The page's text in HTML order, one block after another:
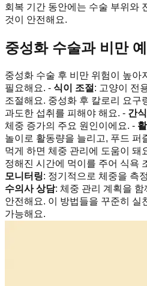
회복 기간 동안에는 수술 부위와
것이 안전해요.
중성화 수술과 비만
중성화 수술 후 비만 위험이 높아
필요해요. - 식이 조절 : 고양이 전
조절해요. 중성화 후 칼로리 요구
과도한 섭취를 피해야 해요. - 간
체중 증가의 주요 원인이에요. -
놀이로 활동량을 늘리고, 푸드 퍼
먹게 하면 체중 관리에 도움이 돼
정해진 시간에 먹이를 주어 식욕
모니터링: 정기적으로 체중을 측
수의사 상담: 체중 관리 계획을
안전해요. 이 방법들을 꾸준히 실
가능해요.